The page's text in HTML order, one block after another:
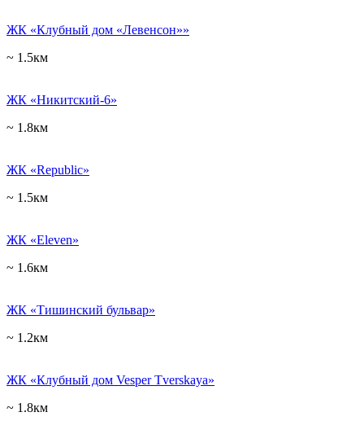
ЖК «Клубный дом «Левенсон»»
~ 1.5км
ЖК «Никитский-6»
~ 1.8км
ЖК «Republic»
~ 1.5км
ЖК «Eleven»
~ 1.6км
ЖК «Тишинский бульвар»
~ 1.2км
ЖК «Клубный дом Vesper Tverskaya»
~ 1.8км